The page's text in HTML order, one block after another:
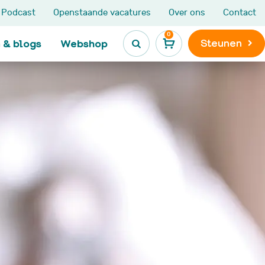
Podcast Openstaande vacatures Over ons Contact
De Kanjerketting
Broers en zussen
Leven na
kinderkanker
Leven na
Late gevolgen
Niet Aangeboren
Hersenletsel
LATER-zorg en
blogs Webshop 
0
Steunen